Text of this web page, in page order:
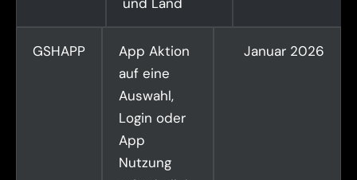
GSHAPP
App Aktion
auf eine
Auswahl,
Login oder
App
Nutzung
Januar 2026